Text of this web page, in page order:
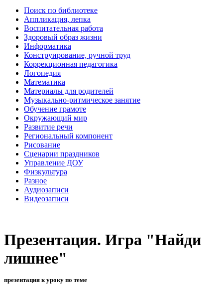
Поиск по библиотеке
Аппликация, лепка
Воспитательная работа
Здоровый образ жизни
Информатика
Конструирование, ручной труд
Коррекционная педагогика
Логопедия
Математика
Материалы для родителей
Музыкально-ритмическое занятие
Обучение грамоте
Окружающий мир
Развитие речи
Региональный компонент
Рисование
Сценарии праздников
Управление ДОУ
Физкультура
Разное
Аудиозаписи
Видеозаписи
Презентация. Игра "Найди
лишнее"
презентация к уроку по теме